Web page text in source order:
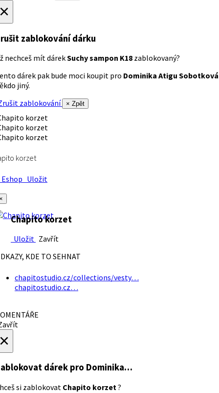
zablokování dárku
nechceš mít dárekSuchy sampon K18 zablokovaný?
dárek pak bude moci koupit pro Dominika Atigu Sobotková
jiný.
zablokování
× Zpět
korzet
Uložit
Chapito korzet
Uložit Zavřít
KDE TO SEHNAT
chapitostudio.cz/collections/vesty…
chapitostudio.cz…
dárek pro Dominika…
si zablokovat Chapito korzet?